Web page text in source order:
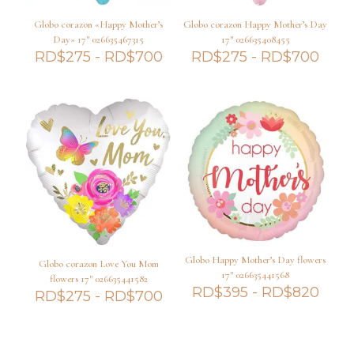
Globo corazon «Happy Mother’s
Day» 17″ 026635467315
RD$275 - RD$700Rango
RD$275
hasta
RD$700
Globo corazon Happy Mother’s Day
17″ 026635408455
RD$275 - RD$700
Globo corazon Love You Mom
flowers 17″ 026635441582
RD$275 - RD$700Rango
Globo Happy Mother’s Day flowers
17″ 026635441568
RD$395 - RD$820